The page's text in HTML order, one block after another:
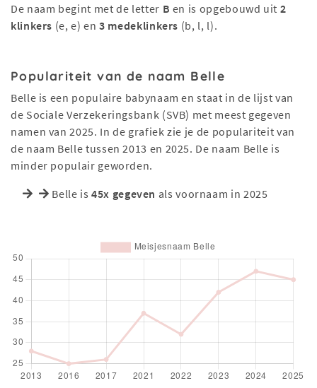
De naam begint met de letter B en is opgebouwd uit 2
klinkers (e, e) en3 medeklinkers (b, l, l).
Populariteit van de naam Belle
Belle is een populaire babynaam en staat in de lijst van
de Sociale Verzekeringsbank (SVB) met meest gegeven
namen van 2025. In de grafiek zie je de populariteit van
de naam Belle tussen 2013 en 2025. De naam Belle is
minder populair geworden.
Belle is45x gegeven als voornaam in 2025